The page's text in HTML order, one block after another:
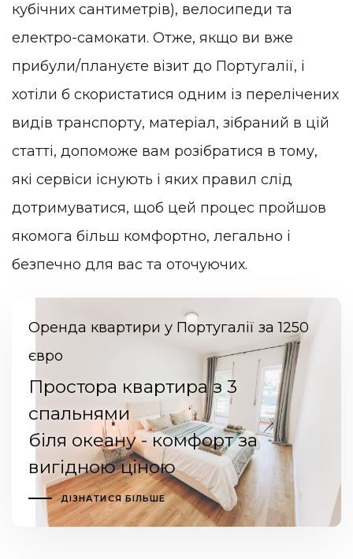
кубічних сантиметрів), велосипеди та
електро-самокати. Отже, якщо ви вже
прибули/плануєте візит до Португалії, і
хотіли б скористатися одним із перелічених
видів транспорту, матеріал, зібраний в цій
статті, допоможе вам розібратися в тому,
які сервіси існують і яких правил слід
дотримуватися, щоб цей процес пройшов
якомога більш комфортно, легально і
безпечно для вас та оточуючих.
Оренда квартири у Португалії за 1250
євро
Простора квартира з 3
спальнями
біля океану - комфорт за
вигідною ціною
ДІЗНАТИСЯ БІЛЬШЕ